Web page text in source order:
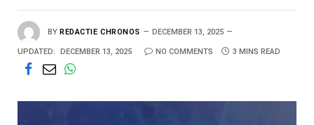
BY REDACTIE CHRONOS DECEMBER 13, 2025
UPDATED: DECEMBER 13, 2025 NO COMMENTS 3 MINS READ